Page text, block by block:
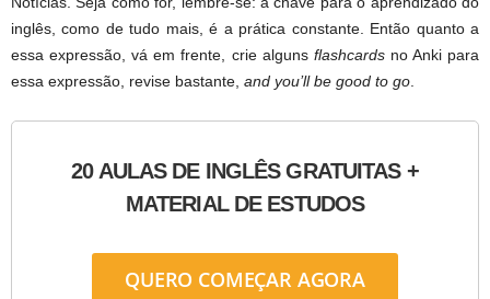
inglês, como de tudo mais, é a prática constante. Então quanto a
essa expressão, vá em frente, crie alguns flashcardsno Anki para
essa expressão, revise bastante, and you’ll be good to go
20 AULAS DE INGLÊS GRATUITAS +
MATERIAL DE ESTUDOS
QUERO COMEÇAR AGORA